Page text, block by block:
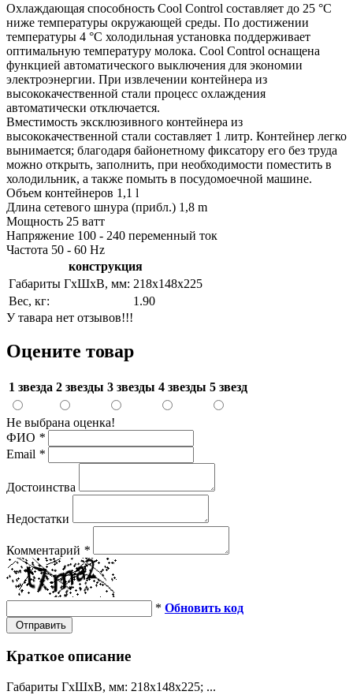
Охлаждающая способность Cool Control составляет до 25 °C
ниже температуры окружающей среды. По достижении
температуры 4 °C холодильная установка поддерживает
оптимальную температуру молока. Cool Control оснащена
функцией автоматического выключения для экономии
электроэнергии. При извлечении контейнера из
высококачественной стали процесс охлаждения
автоматически отключается.
Вместимость эксклюзивного контейнера из
высококачественной стали составляет 1 литр. Контейнер легко
вынимается; благодаря байонетному фиксатору его без труда
можно открыть, заполнить, при необходимости поместить в
холодильник, а также помыть в посудомоечной машине.
Объем контейнеров 1,1 l
Длина сетевого шнура (прибл.) 1,8 m
Мощность 25 ватт
Напряжение 100 - 240 переменный ток
Частота 50 - 60 Hz
конструкция
Габариты ГхШхВ, мм: 218х148х225
Вес, кг:
1.90
У тавара нет отзывов!!!
Оцените товар
1 звезда 2 звезды 3 звезды 4 звезды 5 звезд
Не выбрана оценка!
ФИО *
Email *
Достоинства
Недостатки
Комментарий *
* Обновить код
Отправить
Краткое описание
Габариты ГхШхВ, мм: 218х148х225; ...